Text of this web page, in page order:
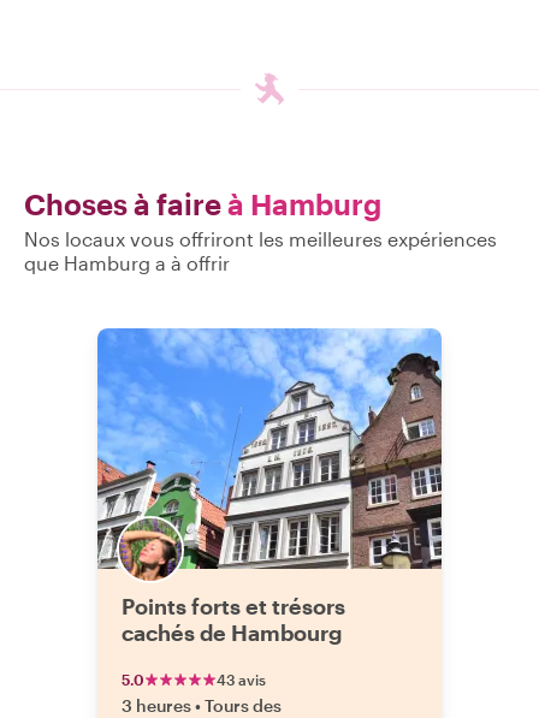
Choses à faireà Hamburg
Nos locaux vous offriront les meilleures expériences
que Hamburg a à offrir
Points forts et trésors
cachés de Hambourg
5.0 43 avis
3 heures•Tours des